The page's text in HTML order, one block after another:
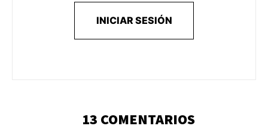
INICIAR SESIÓN
13 COMENTARIOS